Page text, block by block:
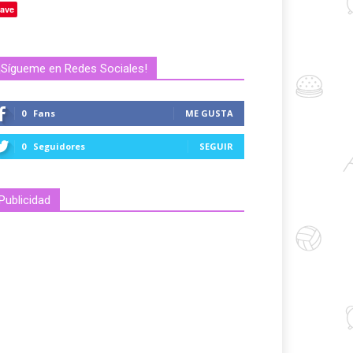
en Redes Sociales!
0 Fans ME GUSTA
0 Seguidores SEGUIR